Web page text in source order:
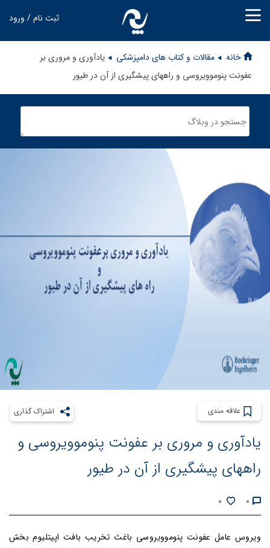
ثبت نام / ورود
خانه مقالات و کتاب های دامپزشکی
یادآوری و مروری بر
عفونت پنوموویروسی و راههای پیشگیری از آن در طیور
علاقه مندی اشتراک گذاری
یادآوری و مروری بر عفونت پنوموویروسی و
راههای پیشگیری از آن در طیور
0
0
ویروس عامل عفونت پنوموویروسی باغث تخریب بافت اپیتلیوم بخش